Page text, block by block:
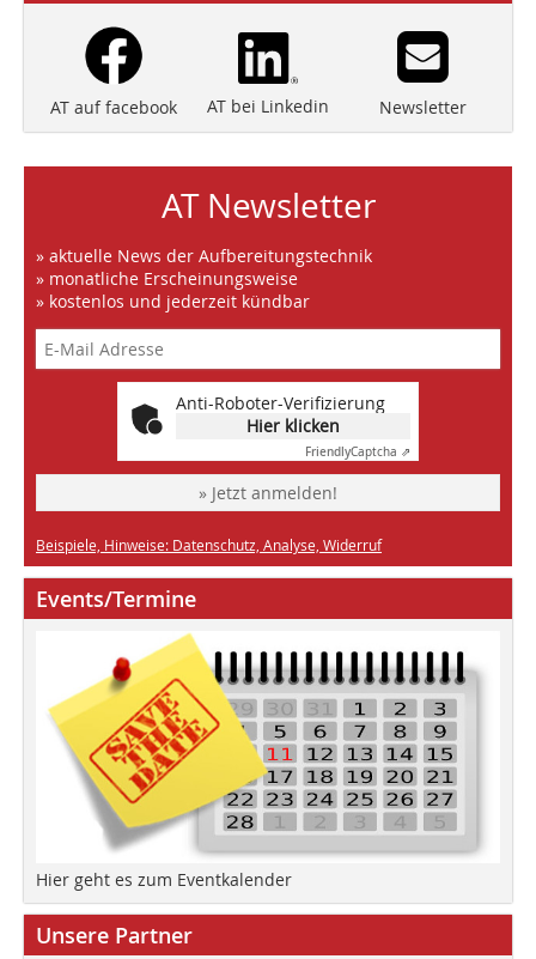
AT auf facebook AT bei Linkedin Newsletter
AT Newsletter
» aktuelle News der Aufbereitungstechnik
» monatliche Erscheinungsweise
» kostenlos und jederzeit kündbar
Anti-Roboter-Verifizierung
Hier klicken
FriendlyCaptcha ⇗
» Jetzt anmelden!
Beispiele, Hinweise: Datenschutz, Analyse, Widerruf
Events/Termine
Hier geht es zum Eventkalender
Unsere Partner